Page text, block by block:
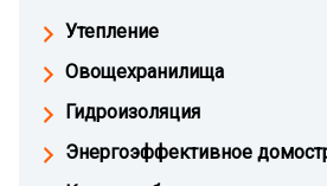
Утепление
Овощехранилища
Гидроизоляция
Энергоэффективное